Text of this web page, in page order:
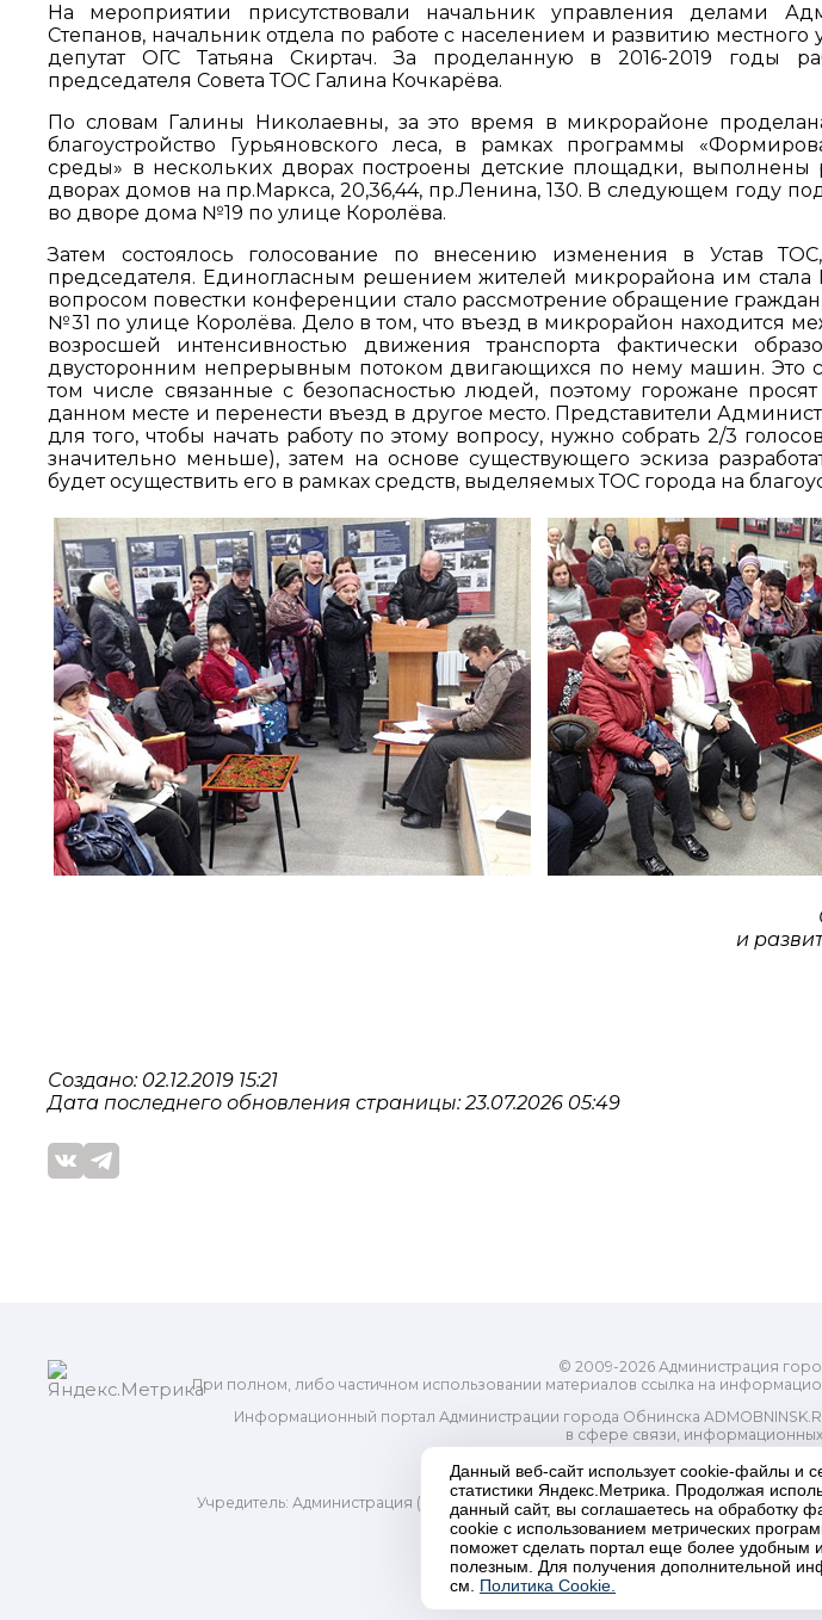
На мероприятии присутствовали начальник управления делами
Степанов, начальник отдела по работе с населением и развитию
депутат ОГС Татьяна Скиртач. За проделанную в 2016-2019 годы
председателя Совета ТОС Галина Кочкарёва.
По словам Галины Николаевны, за это время в микрорайоне
благоустройство Гурьяновского леса, в рамках программы
среды» в нескольких дворах построены детские площадки, выполнены
дворах домов на пр.Маркса, 20,36,44, пр.Ленина, 130. В следующем году
во дворе дома №19 по улице Королёва.
Затем состоялось голосование по внесению изменения в Устав
председателя. Единогласным решением жителей микрорайона им стала
вопросом повестки конференции стало рассмотрение обращение
№31 по улице Королёва. Дело в том, что въезд в микрорайон находится
возросшей интенсивностью движения транспорта фактически
двусторонним непрерывным потоком двигающихся по нему машин. Это
том числе связанные с безопасностью людей, поэтому горожане
данном месте и перенести въезд в другое место. Представители
для того, чтобы начать работу по этому вопросу, нужно собрать 2/3
значительно меньше), затем на основе существующего эскиза
будет осуществить его в рамках средств, выделяемых ТОС города на
и
Создано: 02.12.2019 15:21
Дата последнего обновления страницы: 23.07.2026 05:49
© 2009-2026 Администрация
При полном, либо частичном использовании материалов ссылка на
Информационный портал Администрации города Обнинска
в сфере связи,
Свидетельство о регистрации Эл
Учредитель: Администрация (исполнительно-распорядительный орган)
Адрес электронной почты Редакции:
Телефон Редакции: +7 (484)
Настоящий ресурс содержит
Политика в отношении обработки
Данный веб-сайт использует cookie-файлы и
статистики Яндекс.Метрика. Продолжая
данный сайт, вы соглашаетесь на обработку
cookie с использованием метрических
поможет сделать портал еще более удобным и
полезным. Для получения дополнительной
см. Политика Cookie.